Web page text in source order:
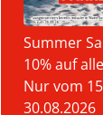
Summer
10% auf
Nur vom
30.08.2026